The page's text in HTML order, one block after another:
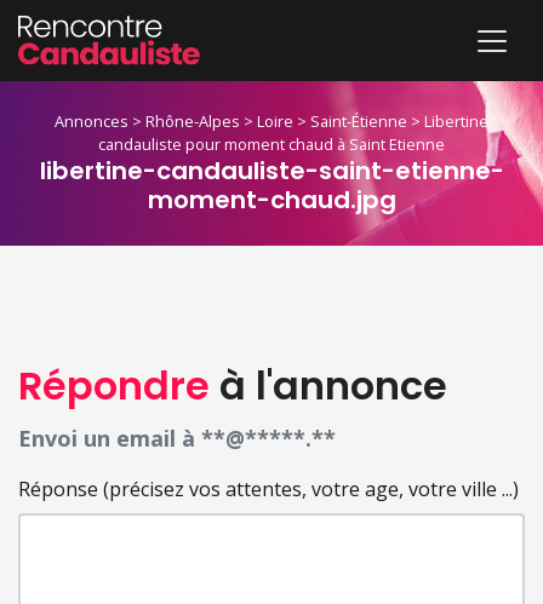
Annonces > Rhône-Alpes > Loire > Saint-Étienne > Libertine
candauliste pour moment chaud à Saint Etienne
libertine-candauliste-saint-etienne-
moment-chaud.jpg
Répondre à l'annonce
Envoi un email à **@*****.**
Réponse (précisez vos attentes, votre age, votre ville ...)